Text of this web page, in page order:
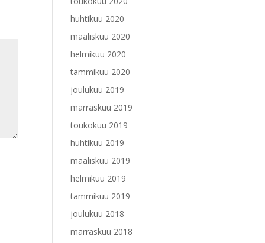
huhtikuu 2020
maaliskuu 2020
helmikuu 2020
tammikuu 2020
joulukuu 2019
marraskuu 2019
toukokuu 2019
huhtikuu 2019
maaliskuu 2019
helmikuu 2019
tammikuu 2019
joulukuu 2018
marraskuu 2018